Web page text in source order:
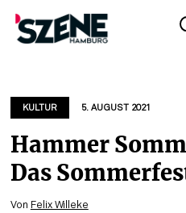
springen
KULTUR 5. AUGUST 2021
Hammer
Das
Von Felix Willeke